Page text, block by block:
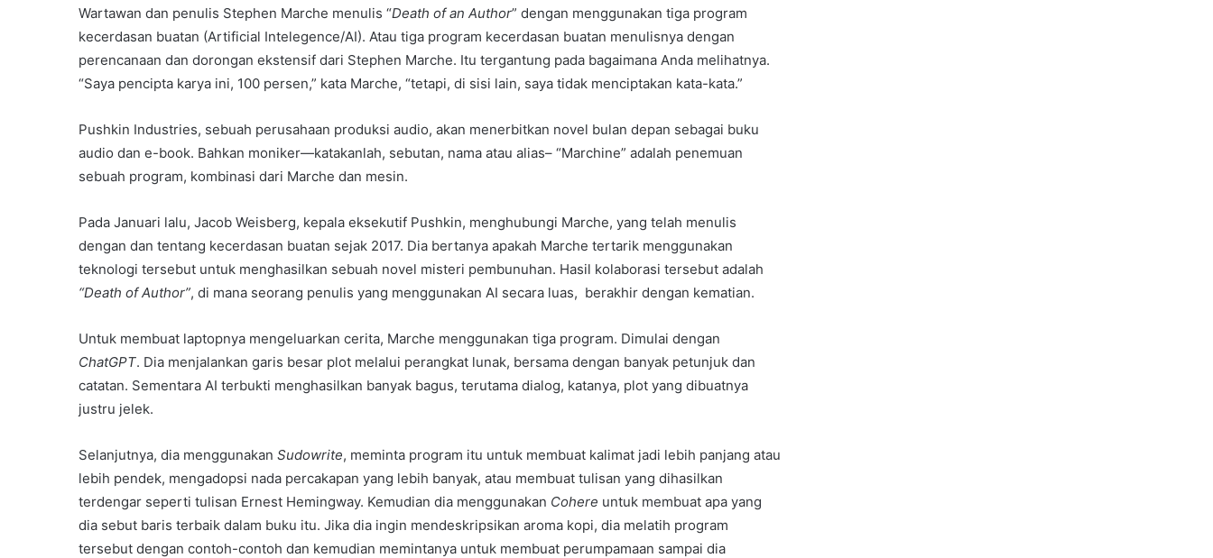
Wartawan dan penulis Stephen Marche menulis “Death of an Author” dengan menggunakan tiga program
kecerdasan buatan (Artificial Intelegence/AI). Atau tiga program kecerdasan buatan menulisnya dengan
perencanaan dan dorongan ekstensif dari Stephen Marche. Itu tergantung pada bagaimana Anda melihatnya.
“Saya pencipta karya ini, 100 persen,” kata Marche, “tetapi, di sisi lain, saya tidak menciptakan kata-kata.”
Pushkin Industries, sebuah perusahaan produksi audio, akan menerbitkan novel bulan depan sebagai buku
audio dan e-book. Bahkan moniker—katakanlah, sebutan, nama atau alias– “Marchine” adalah penemuan
sebuah program, kombinasi dari Marche dan mesin.
Pada Januari lalu, Jacob Weisberg, kepala eksekutif Pushkin, menghubungi Marche, yang telah menulis
dengan dan tentang kecerdasan buatan sejak 2017. Dia bertanya apakah Marche tertarik menggunakan
teknologi tersebut untuk menghasilkan sebuah novel misteri pembunuhan. Hasil kolaborasi tersebut adalah
“Death of Author”, di mana seorang penulis yang menggunakan AI secara luas, berakhir dengan kematian.
Untuk membuat laptopnya mengeluarkan cerita, Marche menggunakan tiga program. Dimulai dengan
ChatGPT. Dia menjalankan garis besar plot melalui perangkat lunak, bersama dengan banyak petunjuk dan
catatan. Sementara AI terbukti menghasilkan banyak bagus, terutama dialog, katanya, plot yang dibuatnya
justru jelek.
Selanjutnya, dia menggunakan Sudowrite, meminta program itu untuk membuat kalimat jadi lebih panjang atau
lebih pendek, mengadopsi nada percakapan yang lebih banyak, atau membuat tulisan yang dihasilkan
terdengar seperti tulisan Ernest Hemingway. Kemudian dia menggunakan Cohere untuk membuat apa yang
dia sebut baris terbaik dalam buku itu. Jika dia ingin mendeskripsikan aroma kopi, dia melatih program
tersebut dengan contoh-contoh dan kemudian memintanya untuk membuat perumpamaan sampai dia